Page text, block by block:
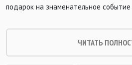
подарок на знаменательное
ЧИТАТЬ